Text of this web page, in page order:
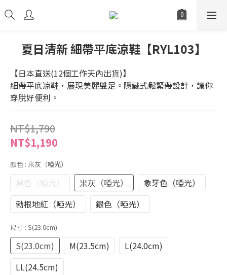
夏日清新 細帶平底涼鞋【RYL103】
【日本直送(12個工作天內出貨)】
細帶平底凉鞋，展現美麗雙足。隱藏式鬆緊帶設計，讓你
穿脫好便利。
NT$1,790
NT$1,190
顏色 : 米灰（啞光）
黑色（啞光） 米灰（啞光）
象牙色（啞光）
勃根地紅（啞光）
銀色（啞光）
尺寸 : S(23.0cm)
S(23.0cm) M(23.5cm)
L(24.0cm)
LL(24.5cm)